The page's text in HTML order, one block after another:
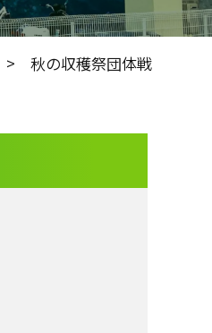
> 秋の収穫祭団体戦